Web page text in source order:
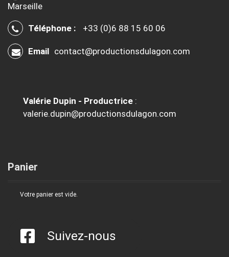
Marseille
Téléphone : +33 (0)6 88 15 60 06
Email contact@productionsdulagon.com
Valérie Dupin - Productrice :
valerie.dupin@productionsdulagon.com
Panier
Votre panier est vide.
Suivez-nous